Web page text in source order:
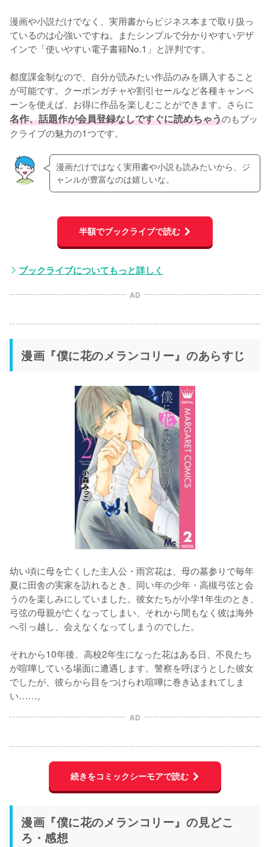
漫画や小説だけでなく、実用書からビジネス本まで取り扱っ
ているのは心強いですね。またシンプルで分かりやすいデザ
インで「使いやすい電子書籍No.1」と評判です。
都度課金制なので、自分が読みたい作品のみを購入すること
が可能です。クーポンガチャや割引セールなど各種キャンペ
ーンを使えば、お得に作品を楽しむことができます。さらに
名作、話題作が会員登録なしですぐに読めちゃうのもブッ
クライブの魅力の1つです。
漫画だけではなく実用書や小説も読みたいから、ジ
ャンルが豊富なのは嬉しいな。
半額でブックライブで読む
ブックライブについてもっと詳しく
AD
漫画『僕に花のメランコリー』のあらすじ
幼い頃に母を亡くした主人公・雨宮花は、母の墓参りで毎年
夏に田舎の実家を訪れるとき、同い年の少年・高槻弓弦と会
うのを楽しみにしていました。彼女たちが小学1年生のとき、
弓弦の母親が亡くなってしまい、それから間もなく彼は海外
へ引っ越し、会えなくなってしまうのでした。
それから10年後、高校2年生になった花はある日、不良たち
が喧嘩している場面に遭遇します。警察を呼ぼうとした彼女
でしたが、彼らから目をつけられ喧嘩に巻き込まれてしま
い……。
AD
続きをコミックシーモアで読む
漫画『僕に花のメランコリー』の見どこ
ろ・感想